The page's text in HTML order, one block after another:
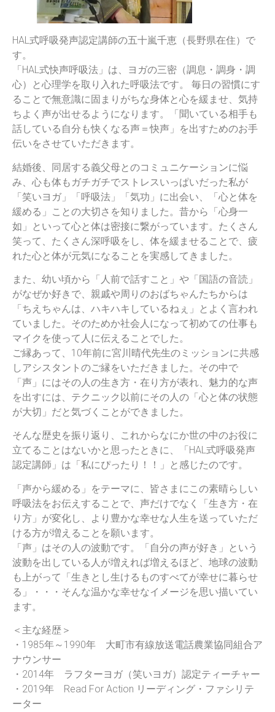
HAL式呼吸発声認定講師の五十嵐千恵（長野県在住）で
す。
「HAL式快声呼吸法」は、ヨガの三密（調息・調身・調
心）と心理学を取り入れた呼吸法です。 毎日の習慣にす
ることで無意識に固まりがちな身体と心を緩ませ、気持
ちよく声が出せるようになります。「聞いている相手も
話している自分も快くなる声＝快声」を出すためのお手
伝いをさせていただきます。
結婚後、同居する義父母とのコミュニケーションに悩
み、心も体もガチガチでストレスいっぱいだった私が
「笑いヨガ」「呼吸法」「気功」に出会い、「心と体を
緩める」ことの大切さを知りました。昔から「心身一
如」といって心と体は密接に繋がっています。たくさん
笑って、たくさん深呼吸をし、体を緩ませることで、疲
れた心と体が元気になることを実感してきました。
また、幼い頃から「人前で話すこと」や「国語の音読」
がなぜか好きで、親戚や周りのおばちゃんたちからは
「ちえちゃんは、ハキハキしているねぇ」とよく言われ
ていました。そのためか社会人になって初めての仕事も
マイクを使って人に伝えることでした。
ご縁あって、10年前に宮川晴代先生のミッションに共感
しアシスタントのご縁をいただきました。その中で
「声」にはその人の生き方・在り方が表れ、魅力的な声
を出すには、テクニック以前にその人の「心と体の状態
が大切」だと気づくことができました。
そんな歴史を振り返り、これからなにか世の中のお役に
立てることはないかと思ったときに、「HAL式呼吸発声
認定講師」は「私にぴったり！！」と感じたのです。
「声から緩める」をテーマに、皆さまにこの素晴らしい
呼吸法をお伝えすることで、声だけでなく「生き方・在
り方」が変化し、より豊かな幸せな人生を送っていただ
ける方が増えることを願います。
「声」はその人の波動です。「自分の声が好き」という
波動を出している人が増えれば増えるほど、地球の波動
も上がって「生きとし生けるものすべてが幸せに暮らせ
る」・・・そんな温かな幸せなイメージを思い描いてい
ます。
＜主な経歴＞
・1985年～1990年 大町市有線放送電話農業協同組合ア
ナウンサー
・2014年 ラフターヨガ（笑いヨガ）認定ティーチャー
・2019年 Read For Action リーディング・ファシリテ
ーター